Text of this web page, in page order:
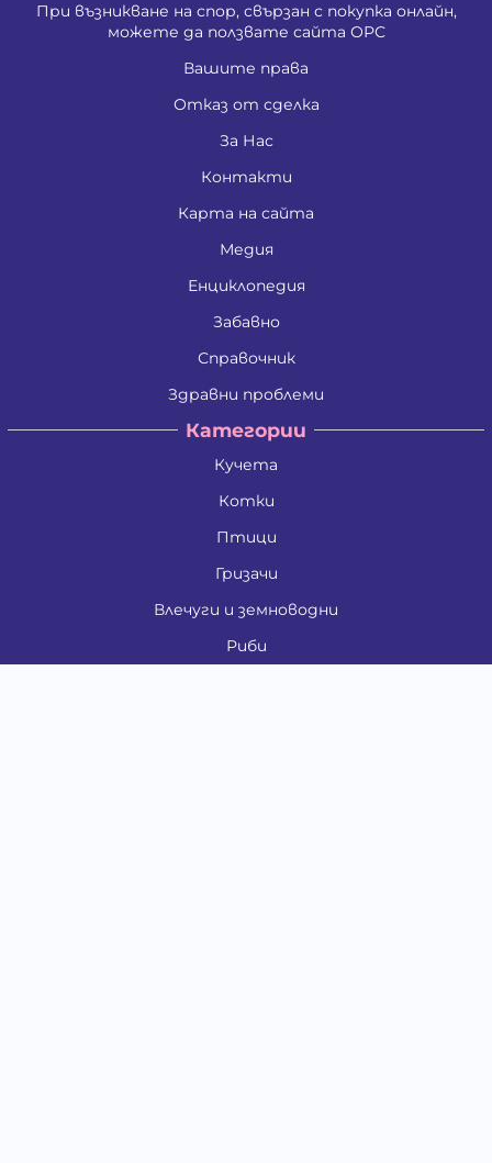
При възникване на спор, свързан с покупка онлайн,
можете да ползвате сайта ОРС
Вашите права
Отказ от сделка
За Нас
Контакти
Карта на сайта
Медия
Енциклопедия
Забавно
Справочник
Здравни проблеми
Категории
Кучета
Котки
Птици
Гризачи
Влечуги и земноводни
Риби